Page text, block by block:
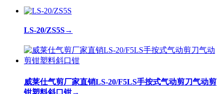
LS-20/ZS5S→
威莱仕气剪厂家直销LS-20/F5LS手按式气动剪刀气动剪
钳塑料斜口钳→